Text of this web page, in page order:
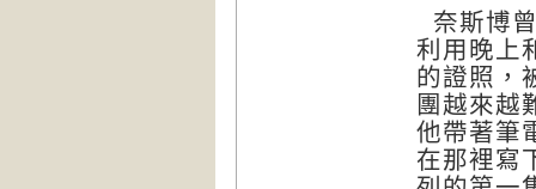
奈斯博
利用晚上
的證照，
團越來越
他帶著筆
在那裡寫